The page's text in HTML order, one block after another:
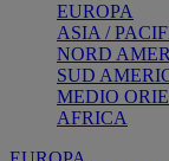
EUROPA
ASIA /
NORD
SUD
MEDIO
AFRICA